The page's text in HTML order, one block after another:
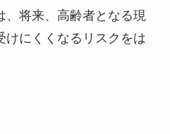
、将来、高齢者となる現
けにくくなるリスクをは